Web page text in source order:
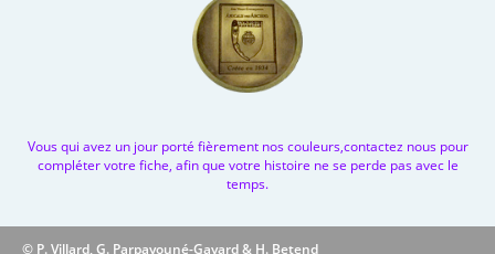
Vous qui avez un jour porté fièrement nos couleurs,contactez nous pour
compléter votre fiche, afin que votre histoire ne se perde pas avec le
temps.
© P. Villard, G. Parpayouné-Gayard & H. Betend